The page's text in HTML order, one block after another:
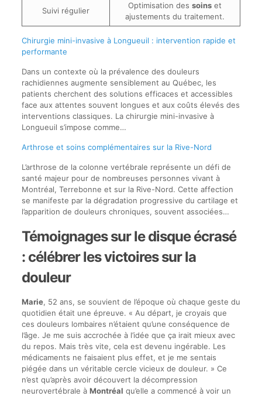
Suivi régulier
Optimisation des soinset
ajustements du traitement.
Chirurgie mini-invasive à Longueuil : intervention rapide et
performante
Dans un contexte où la prévalence des douleurs
rachidiennes augmente sensiblement au Québec, les
patients cherchent des solutions efficaces et accessibles
face aux attentes souvent longues et aux coûts élevés des
interventions classiques. La chirurgie mini-invasive à
Longueuil s’impose comme…
Arthrose et soins complémentaires sur la Rive-Nord
L’arthrose de la colonne vertébrale représente un défi de
santé majeur pour de nombreuses personnes vivant à
Montréal, Terrebonne et sur la Rive-Nord. Cette affection
se manifeste par la dégradation progressive du cartilage et
l’apparition de douleurs chroniques, souvent associées…
Témoignages sur le disque écrasé
: célébrer les victoires sur la
douleur
Marie, 52 ans, se souvient de l’époque où chaque geste du
quotidien était une épreuve. « Au départ, je croyais que
ces douleurs lombaires n’étaient qu’une conséquence de
l’âge. Je me suis accrochée à l’idée que ça irait mieux avec
du repos. Mais très vite, cela est devenu ingérable. Les
médicaments ne faisaient plus effet, et je me sentais
piégée dans un véritable cercle vicieux de douleur. » Ce
n’est qu’après avoir découvert la décompression
neurovertébrale à Montréal qu’elle a commencé à voir un